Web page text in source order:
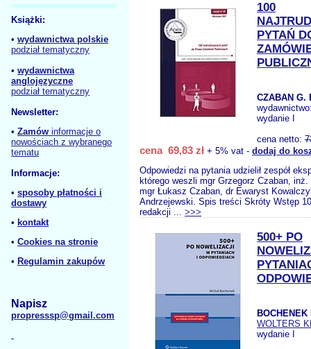
Książki:
• wydawnictwa polskie
podział tematyczny
• wydawnictwa
anglojęzyczne
podział tematyczny
Newsletter:
• Zamów informacje o
nowościach z wybranego
tematu
Informacje:
• sposoby płatności i
dostawy
• kontakt
• Cookies na stronie
• Regulamin zakupów
Napisz
propresssp@gmail.com
100
PYTAŃ
CZABAN G.
wydanie I
cena netto:
cena 69,83 zł + 5% vat - dodaj do
Odpowiedzi na pytania udzielił zespół
którego weszli mgr Grzegorz Czaban,
mgr Łukasz Czaban, dr Ewaryst
Andrzejewski. Spis treści Skróty Wstęp
redakcji ... >>>
500+ PO
BOCHENEK
WOLTERS
wydanie I